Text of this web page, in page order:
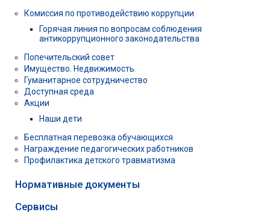
Комиссия по противодействию коррупции
Горячая линия по вопросам соблюдения
антикоррупционного законодательства
Попечительский совет
Имущество. Недвижимость
Гуманитарное сотрудничество
Доступная среда
Акции
Наши дети
Бесплатная перевозка обучающихся
Награждение педагогических работников
Профилактика детского травматизма
Нормативные документы
Сервисы